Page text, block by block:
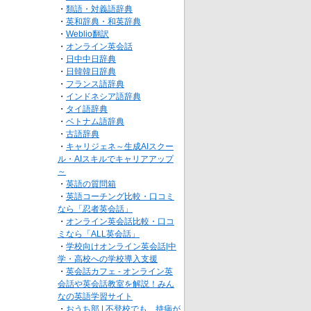
・ 類語・対義語辞典
・ 英和辞典・和英辞典
・ Weblio翻訳
・ オンライン英会話
・ 日中中日辞典
・ 日韓韓日辞典
・ フランス語辞典
・ インドネシア語辞典
・ タイ語辞典
・ ベトナム語辞典
・ 古語辞典
・ キャリジェネ～生成AIスクー
ル・AIスキルでキャリアアップ
～
・ 英語の質問箱
・ 英語コーチング比較・口コミ
なら「忍者英会話」
・ オンライン英会話比較・口コ
ミなら「ALL英会話」
・ 学校向けオンライン英会話|中
学・高校への学校導入支援
・ 英会話カフェ - オンライン英
会話や英会話教室を解説！みん
なの英語学習サイト
・ おうち部 | 不登校でも、持病が